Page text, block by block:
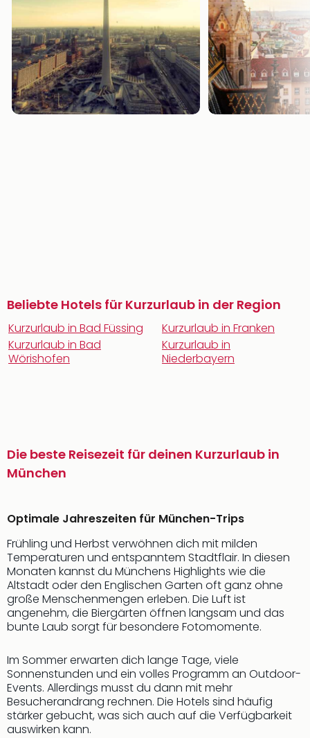
Beliebte Hotels für Kurzurlaub in der Region
Kurzurlaub in Bad Füssing
Kurzurlaub in Bad
Wörishofen
Kurzurlaub in Franken
Kurzurlaub in
Niederbayern
Die beste Reisezeit für deinen Kurzurlaub in
München
Optimale Jahreszeiten für München-Trips
Frühling und Herbst verwöhnen dich mit milden
Temperaturen und entspanntem Stadtflair. In diesen
Monaten kannst du Münchens Highlights wie die
Altstadt oder den Englischen Garten oft ganz ohne
große Menschenmengen erleben. Die Luft ist
angenehm, die Biergärten öffnen langsam und das
bunte Laub sorgt für besondere Fotomomente.
Im Sommer erwarten dich lange Tage, viele
Sonnenstunden und ein volles Programm an Outdoor-
Events. Allerdings musst du dann mit mehr
Besucherandrang rechnen. Die Hotels sind häufig
stärker gebucht, was sich auch auf die Verfügbarkeit
auswirken kann.